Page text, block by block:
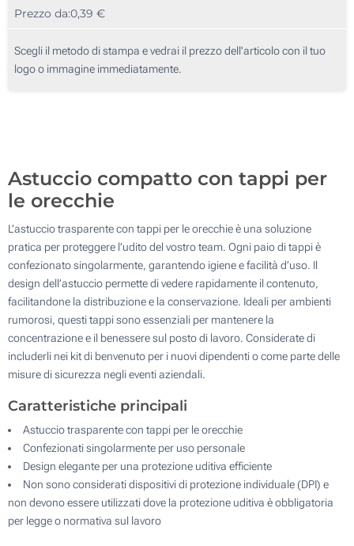
Stampa Digitale (Sull'astuccio)
50
125
250
Prezzo da:0,39 €
Scegli il metodo di stampa e vedrai il prezzo dell'articolo con il tuo
logo o immagine immediatamente.
Astuccio compatto con tappi per
le orecchie
L’astuccio trasparente con tappi per le orecchie è una soluzione
pratica per proteggere l’udito del vostro team. Ogni paio di tappi è
confezionato singolarmente, garantendo igiene e facilità d’uso. Il
design dell’astuccio permette di vedere rapidamente il contenuto,
facilitandone la distribuzione e la conservazione. Ideali per ambienti
rumorosi, questi tappi sono essenziali per mantenere la
concentrazione e il benessere sul posto di lavoro. Considerate di
includerli nei kit di benvenuto per i nuovi dipendenti o come parte delle
misure di sicurezza negli eventi aziendali.
Caratteristiche principali
Astuccio trasparente con tappi per le orecchie
Confezionati singolarmente per uso personale
Design elegante per una protezione uditiva efficiente
Non sono considerati dispositivi di protezione individuale (DPI) e
non devono essere utilizzati dove la protezione uditiva è obbligatoria
per legge o normativa sul lavoro